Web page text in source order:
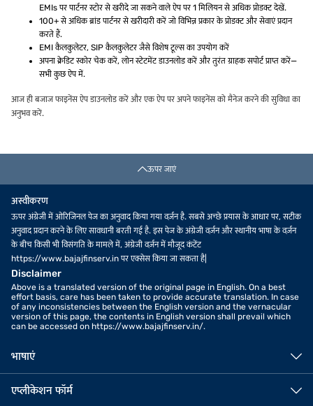
EMIs पर पार्टनर स्टोर से खरीदे जा सकने वाले ऐप पर 1 मिलियन से अधिक प्रोडक्ट देखें.
100+ से अधिक ब्रांड पार्टनर से खरीदारी करें जो विभिन्न प्रकार के प्रोडक्ट और सेवाएं प्रदान
करते हैं.
EMI कैलकुलेटर, SIP कैलकुलेटर जैसे विशेष टूल्स का उपयोग करें
अपना क्रेडिट स्कोर चेक करें, लोन स्टेटमेंट डाउनलोड करें और तुरंत ग्राहक सपोर्ट प्राप्त करें—
सभी कुछ ऐप में.
आज ही बजाज फाइनेंस ऐप डाउनलोड करें और एक ऐप पर अपने फाइनेंस को मैनेज करने की सुविधा का
अनुभव करें.
ऊपर जाएं
अस्वीकरण
ऊपर अंग्रेजी में ओरिजिनल पेज का अनुवाद किया गया वर्ज़न है. सबसे अच्छे प्रयास के आधार पर, सटीक
अनुवाद प्रदान करने के लिए सावधानी बरती गई है. इस पेज के अंग्रेजी वर्ज़न और स्थानीय भाषा के वर्ज़न
के बीच किसी भी विसंगति के मामले में, अंग्रेजी वर्ज़न में मौजूद कंटेंट
https://www.bajajfinserv.in पर एक्सेस किया जा सकता है|
Disclaimer
Above is a translated version of the original page in English. On a best
effort basis, care has been taken to provide accurate translation. In case
of any inconsistencies between the English version and the vernacular
version of this page, the contents in English version shall prevail which
can be accessed on https://www.bajajfinserv.in/.
भाषाएं
एप्लीकेशन फॉर्म